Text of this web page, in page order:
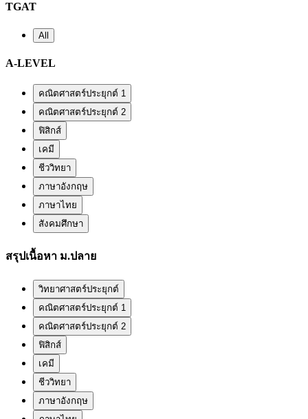
TGAT
All
A-LEVEL
คณิตศาสตร์ประยุกต์ 1
คณิตศาสตร์ประยุกต์ 2
ฟิสิกส์
เคมี
ชีววิทยา
ภาษาอังกฤษ
ภาษาไทย
สังคมศึกษา
สรุปเนื้อหา ม.ปลาย
วิทยาศาสตร์ประยุกต์
คณิตศาสตร์ประยุกต์ 1
คณิตศาสตร์ประยุกต์ 2
ฟิสิกส์
เคมี
ชีววิทยา
ภาษาอังกฤษ